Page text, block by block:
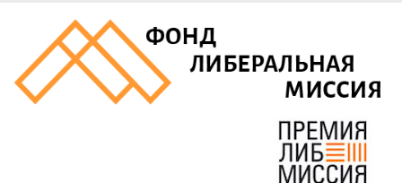
content